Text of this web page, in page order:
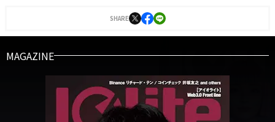
多数。2021年3月より現職。
SHARE
MAGAZINE